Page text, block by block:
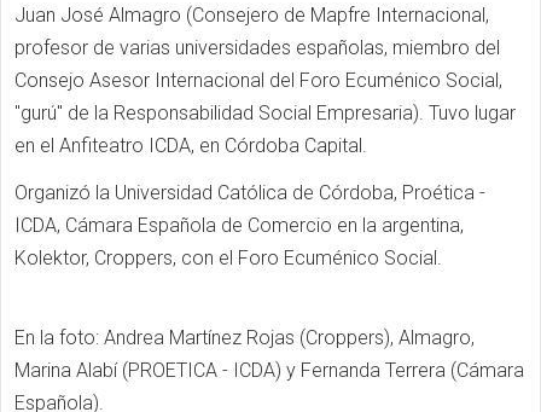
Juan José Almagro (Consejero de Mapfre Internacional,
profesor de varias universidades españolas, miembro del
Consejo Asesor Internacional del Foro Ecuménico Social,
"gurú" de la Responsabilidad Social Empresaria). Tuvo lugar
en el Anfiteatro ICDA, en Córdoba Capital.
Organizó la Universidad Católica de Córdoba, Proética -
ICDA, Cámara Española de Comercio en la argentina,
Kolektor, Croppers, con el Foro Ecuménico Social.
En la foto: Andrea Martínez Rojas (Croppers), Almagro,
Marina Alabí (PROETICA - ICDA) y Fernanda Terrera (Cámara
Española).